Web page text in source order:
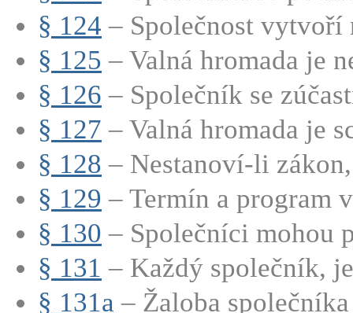
§ 124 – Společnost vytvoří
§ 125 – Valná hromada je
§ 126 – Společník se
§ 127 – Valná hromada je
§ 128 – Nestanoví-li
§ 129 – Termín a program
§ 130 – Společníci mohou
§ 131 – Každý společník,
§ 131a – Žaloba společníka